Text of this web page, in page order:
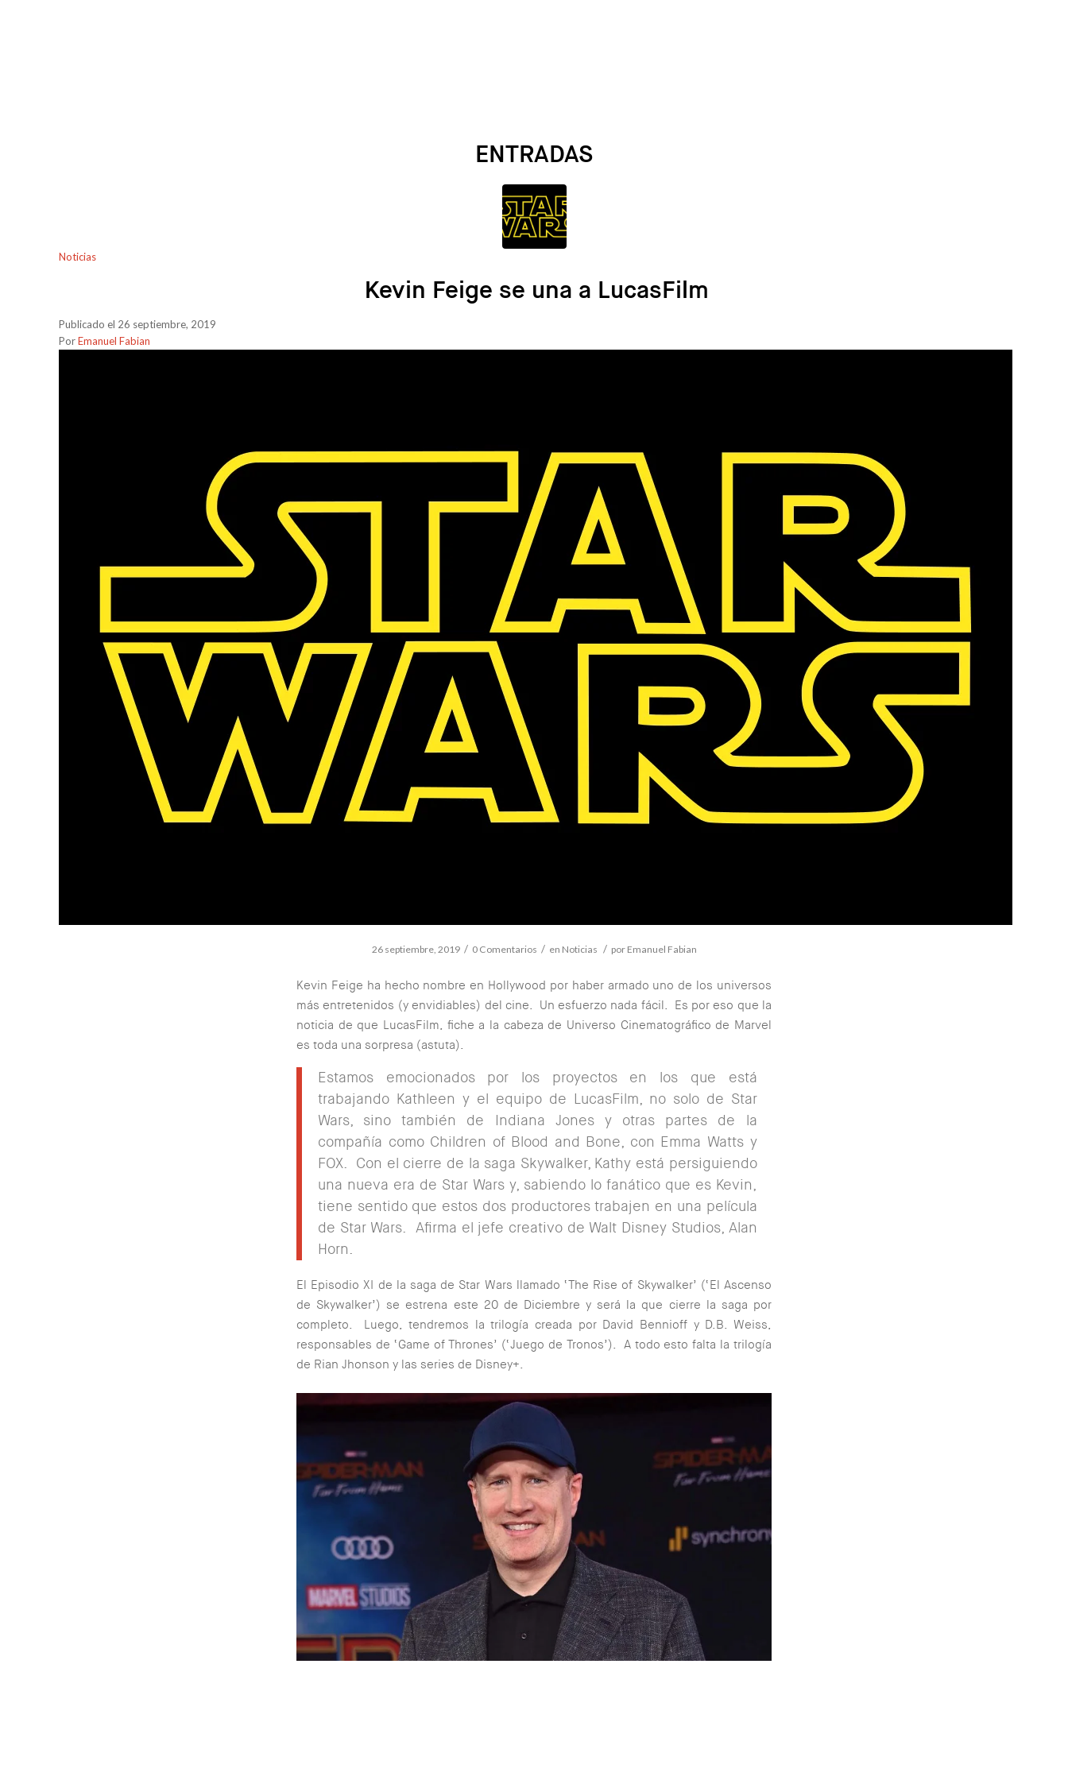
ENTRADAS
Noticias
Kevin Feige se una a LucasFilm
Publicado el 26 septiembre, 2019
PorEmanuel Fabian
26 septiembre, 2019 / 0 Comentarios / en Noticias / por Emanuel Fabian
Kevin Feige ha hecho nombre en Hollywood por haber armado uno de los universos
más entretenidos (y envidiables) del cine. Un esfuerzo nada fácil. Es por eso que la
noticia de que LucasFilm, fiche a la cabeza de Universo Cinematográfico de Marvel
es toda una sorpresa (astuta).
Estamos emocionados por los proyectos en los que está
trabajando Kathleen y el equipo de LucasFilm, no solo de Star
Wars, sino también de Indiana Jones y otras partes de la
compañía como Children of Blood and Bone, con Emma Watts y
FOX. Con el cierre de la saga Skywalker, Kathy está persiguiendo
una nueva era de Star Wars y, sabiendo lo fanático que es Kevin,
tiene sentido que estos dos productores trabajen en una película
de Star Wars. Afirma el jefe creativo de Walt Disney Studios, Alan
Horn.
El Episodio XI de la saga de Star Wars llamado ‘The Rise of Skywalker’ (‘El Ascenso
de Skywalker’) se estrena este 20 de Diciembre y será la que cierre la saga por
completo. Luego, tendremos la trilogía creada por David Bennioff y D.B. Weiss,
responsables de ‘Game of Thrones’ (‘Juego de Tronos’). A todo esto falta la trilogía
de Rian Jhonson y las series de Disney+.